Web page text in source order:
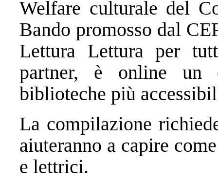
Welfare culturale del
Bando promosso dal
Lettura Lettura per
partner, è online un
biblioteche più
La compilazione
aiuteranno a capire
e lettrici.